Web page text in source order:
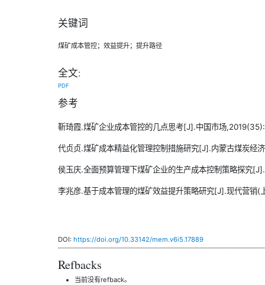
关键词
煤矿成本管控；效益提升；提升路径
全文:
PDF
参考
靳琦霞.煤矿企业成本管控的几点思考[J].中国市场
代贞贞.煤矿成本精益化管理控制措施研究[J].内蒙古煤炭经
侯玉庆.全面预算管理下煤矿企业的生产成本控制策略探究
李兆彦.基于成本管理的煤矿效益提升策略研究[J].现代营销
DOI: https://doi.org/10.33142/mem.v6i5.17889
Refbacks
当前没有refback。